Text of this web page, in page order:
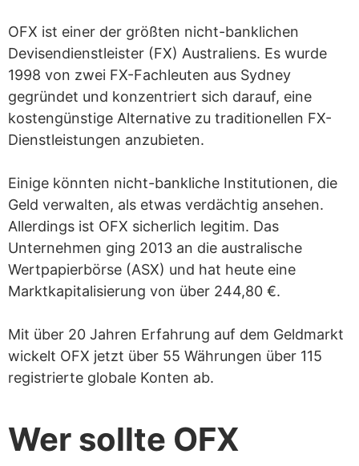
App
OFX akzeptiert verschiedene
Finanzierungsmethoden
Unterstützung bei OFX ist nie weit
entfernt
Ungewöhnliche Option zur
Überweisung per Telefon rund um die
Uhr
Kann Unternehmen bei der
internationalen Lohnabrechnung helfen
unterschiedliche Bedürfnisse
Anmeldung
OFX ist einer der größten nicht-banklichen
Devisendienstleister (FX) Australiens. Es wurde
1998 von zwei FX-Fachleuten aus Sydney
gegründet und konzentriert sich darauf, eine
kostengünstige Alternative zu traditionellen FX-
Dienstleistungen anzubieten.
Einige könnten nicht-bankliche Institutionen, die
Geld verwalten, als etwas verdächtig ansehen.
Allerdings ist OFX sicherlich legitim. Das
Unternehmen ging 2013 an die australische
Wertpapierbörse (ASX) und hat heute eine
Marktkapitalisierung von über 244,80 €.
Mit über 20 Jahren Erfahrung auf dem Geldmarkt
wickelt OFX jetzt über 55 Währungen über 115
registrierte globale Konten ab.
Wer sollte OFX